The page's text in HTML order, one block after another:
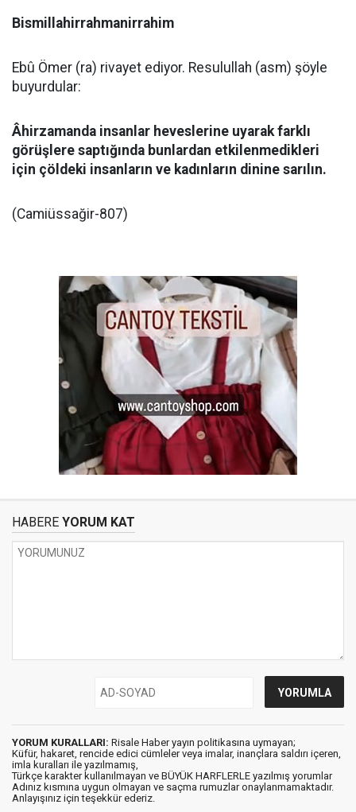
Bismillahirrahmanirrahim
Ebû Ömer (ra) rivayet ediyor. Resulullah (asm) şöyle
buyurdular:
Âhirzamanda insanlar heveslerine uyarak farklı
görüşlere saptığında bunlardan etkilenmedikleri
için çöldeki insanların ve kadınların dinine sarılın.
(Camiüssağir-807)
HABERE YORUM KAT
YORUM KURALLARI: Risale Haber yayın politikasına uymayan;
Küfür, hakaret, rencide edici cümleler veya imalar, inançlara saldırı içeren,
imla kuralları ile yazılmamış,
Türkçe karakter kullanılmayan ve BÜYÜK HARFLERLE yazılmış yorumlar
Adınız kısmına uygun olmayan ve saçma rumuzlar onaylanmamaktadır.
Anlayışınız için teşekkür ederiz.